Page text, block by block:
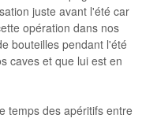
juste avant l'été car
opération dans nos
bouteilles pendant l'été
caves et que lui est en
temps desapéritifs entre